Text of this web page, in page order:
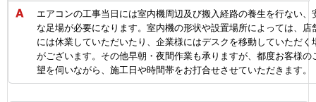
エアコンの工事当日には室内機周辺及び搬入経路の養生を行ない、
な足場が必要になります。室内機の形状や設置場所によっては、店
には休業していただいたり、企業様にはデスクを移動していただく
がございます。その他早朝・夜間作業も承りますが、都度お客様の
望を伺いながら、施工日や時間帯をお打合せさせていただきます。